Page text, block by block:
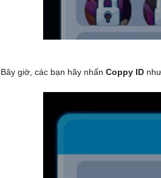
Bây giờ, các bạn hãy nhấn Coppy ID